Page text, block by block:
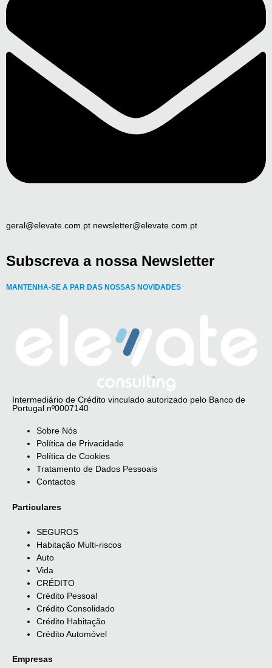
geral@elevate.com.pt newsletter@elevate.com.pt
Subscreva a nossa Newsletter
MANTENHA-SE A PAR DAS NOSSAS NOVIDADES
Intermediário de Crédito vinculado autorizado pelo Banco de
Portugal nº0007140
Sobre Nós
Política de Privacidade
Política de Cookies
Tratamento de Dados Pessoais
Contactos
Particulares
SEGUROS
Habitação Multi-riscos
Auto
Vida
CRÉDITO
Crédito Pessoal
Crédito Consolidado
Crédito Habitação
Crédito Automóvel
Empresas